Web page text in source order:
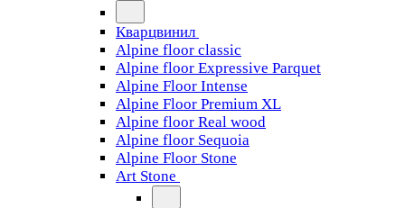
Кварцвинил
Alpine floor classic
Alpine floor Expressive Parquet
Alpine Floor Intense
Alpine Floor Premium XL
Alpine floor Real wood
Alpine floor Sequoia
Alpine Floor Stone
Art Stone